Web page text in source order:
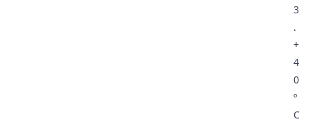
3
.
+
4
0
º
C